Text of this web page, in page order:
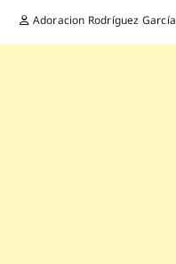
Adoracion Rodríguez García